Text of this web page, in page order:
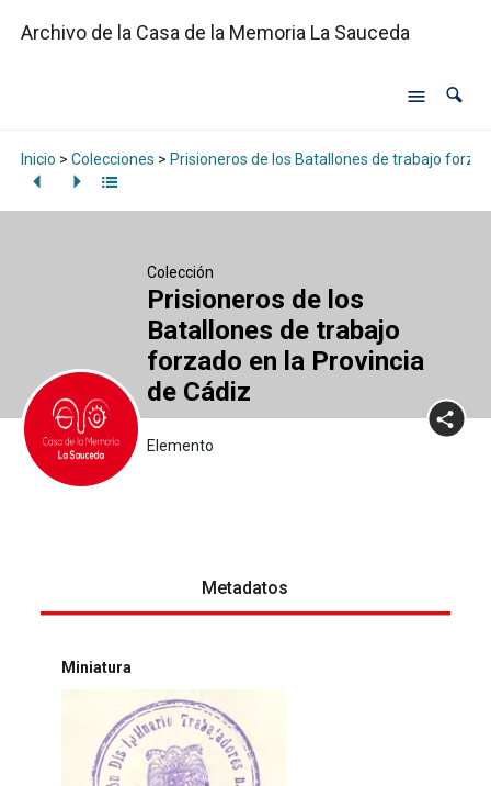
Archivo de la Casa de la Memoria La Sauceda
Inicio > Colecciones > Prisioneros de los Batallones de trabajo
Colección
Prisioneros de los
Batallones de trabajo
forzado en la Provincia
de Cádiz
Elemento
Metadatos
Miniatura